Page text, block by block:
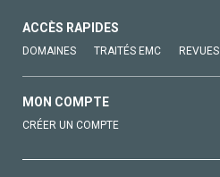
ACCÈS RAPIDES
DOMAINES TRAITÉS EMC REVUES
MON COMPTE
CRÉER UN COMPTE